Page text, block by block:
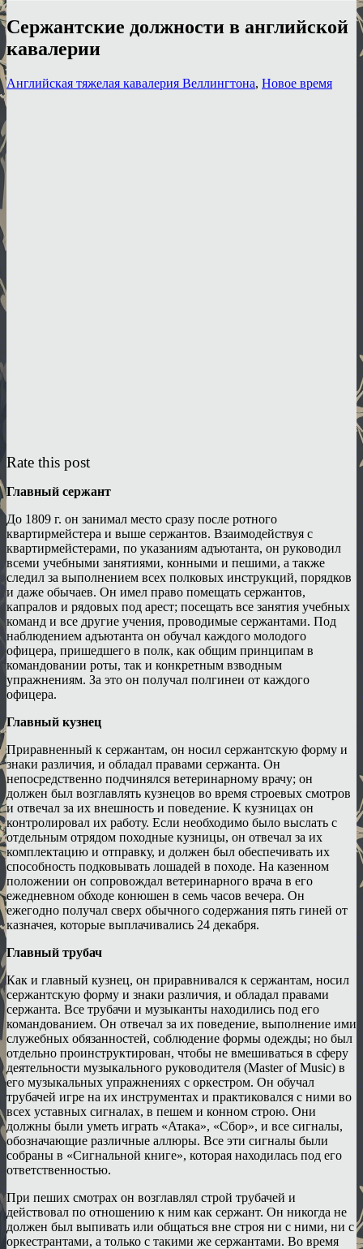
Сержантские должности в английской
кавалерии
Английская тяжелая кавалерия Веллингтона, Новое время
Rate this post
Главный сержант
До 1809 г. он занимал место сразу после ротного
квартирмейстера и выше сержантов. Взаимодействуя с
квартирмейстерами, по указаниям адъютанта, он руководил
всеми учебными занятиями, конными и пешими, а также
следил за выполнением всех полковых инструкций, порядков
и даже обычаев. Он имел право помещать сержантов,
капралов и рядовых под арест; посещать все занятия учебных
команд и все другие учения, проводимые сержантами. Под
наблюдением адъютанта он обучал каждого молодого
офицера, пришедшего в полк, как общим принципам в
командовании роты, так и конкретным взводным
упражнениям. За это он получал полгинеи от каждого
офицера.
Главный кузнец
Приравненный к сержантам, он носил сержантскую форму и
знаки различия, и обладал правами сержанта. Он
непосредственно подчинялся ветеринарному врачу; он
должен был возглавлять кузнецов во время строевых смотров
и отвечал за их внешность и поведение. К кузницах он
контролировал их работу. Если необходимо было выслать с
отдельным отрядом походные кузницы, он отвечал за их
комплектацию и отправку, и должен был обеспечивать их
способность подковывать лошадей в походе. На казенном
положении он сопровождал ветеринарного врача в его
ежедневном обходе конюшен в семь часов вечера. Он
ежегодно получал сверх обычного содержания пять гиней от
казначея, которые выплачивались 24 декабря.
Главный трубач
Как и главный кузнец, он приравнивался к сержантам, носил
сержантскую форму и знаки различия, и обладал правами
сержанта. Все трубачи и музыканты находились под его
командованием. Он отвечал за их поведение, выполнение ими
служебных обязанностей, соблюдение формы одежды; но был
отдельно проинструктирован, чтобы не вмешиваться в сферу
деятельности музыкального руководителя (Master of Music) в
его музыкальных упражнениях с оркестром. Он обучал
трубачей игре на их инструментах и практиковался с ними во
всех уставных сигналах, в пешем и конном строю. Они
должны были уметь играть «Атака», «Сбор», и все сигналы,
обозначающие различные аллюры. Все эти сигналы были
собраны в «Сигнальной книге», которая находилась под его
ответственностью.
При пеших смотрах он возглавлял строй трубачей и
действовал по отношению к ним как сержант. Он никогда не
должен был выпивать или общаться вне строя ни с ними, ни с
оркестрантами, а только с такими же сержантами. Во время